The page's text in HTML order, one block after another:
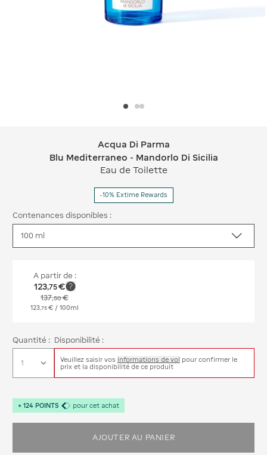
Acqua Di Parma Blu Mediterraneo -
Acqua Di Parma
Blu Mediterraneo - Mandorlo Di Sicilia
Eau de Toilette
-10% Extime Rewards
Contenances disponibles :
A partir de :
123,75€
137,50€
123 75 € / 100ml
Quantité : Disponibilité :
Veuillez saisir vos informations de vol pour confirmer le
prix et la disponibilité de ce produit
+ 124 POINTS pour cet achat
AJOUTER AU PANIER